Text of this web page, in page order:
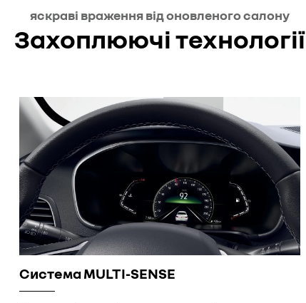
яскраві враження від оновленого салону
Захоплюючі технології
Система MULTI-SENSE